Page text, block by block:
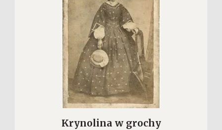
Krynolina w grochy